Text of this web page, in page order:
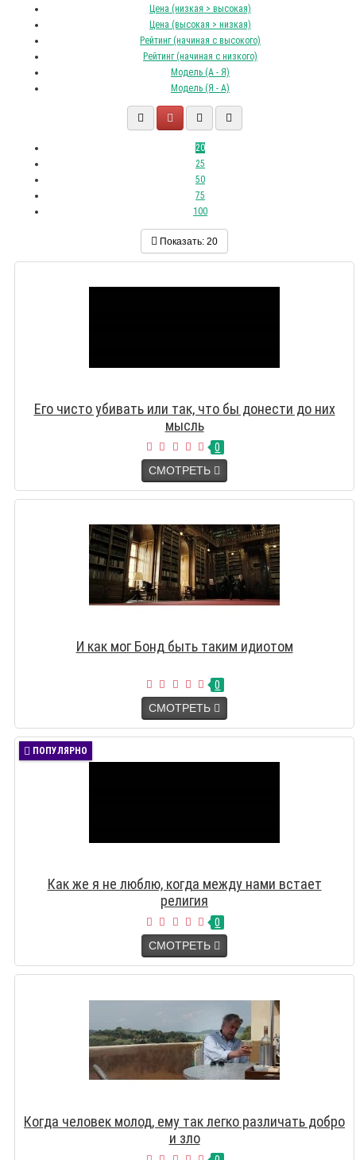
Цена (низкая > высокая)
Цена (высокая > низкая)
Рейтинг (начиная с высокого)
Рейтинг (начиная с низкого)
Модель (А - Я)
Модель (Я - А)
20
25
50
75
100
Показать: 20
Его чисто убивать или так, что бы донести до них
мысль
0
СМОТРЕТЬ
И как мог Бонд быть таким идиотом
0
СМОТРЕТЬ
ПОПУЛЯРНО
Как же я не люблю, когда между нами встает
религия
0
СМОТРЕТЬ
Когда человек молод, ему так легко различать добро
и зло